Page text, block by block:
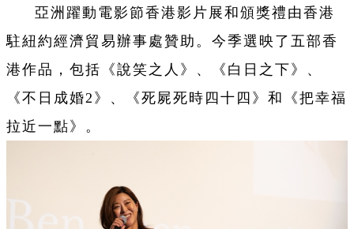
亞洲躍動電影節香港影片展和頒獎禮由香港
駐紐約經濟貿易辦事處贊助。今季選映了五部香
港作品，包括《說笑之人》、《白日之下》、
《不日成婚2》、《死屍死時四十四》和《把幸福
拉近一點》。